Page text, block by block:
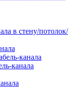
в стену/потолок/
канала
канала